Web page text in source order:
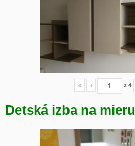
« ‹ z4
Detská izba na mieru